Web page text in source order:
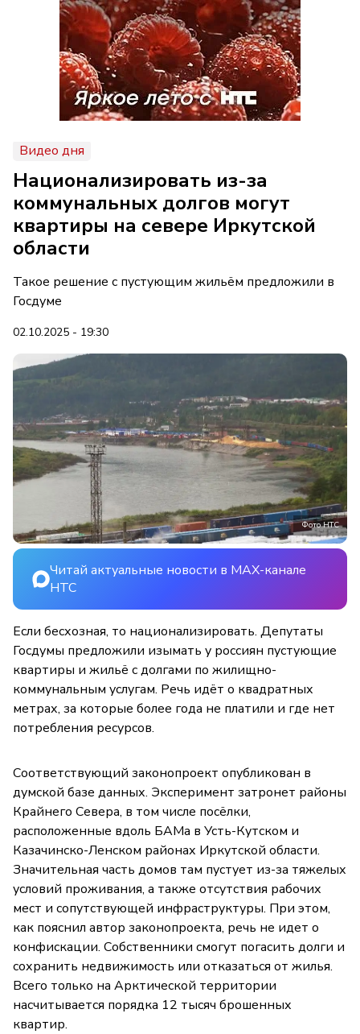
Видео дня
Национализировать из-за
коммунальных долгов могут
квартиры на севере Иркутской
области
Такое решение с пустующим жильём предложили в
Госдуме
02.10.2025 - 19:30
Фото НТС
Читай актуальные новости в MAX-канале
НТС
Если бесхозная, то национализировать. Депутаты
Госдумы предложили изымать у россиян пустующие
квартиры и жильё с долгами по жилищно-
коммунальным услугам. Речь идёт о квадратных
метрах, за которые более года не платили и где нет
потребления ресурсов.
Соответствующий законопроект опубликован в
думской базе данных. Эксперимент затронет районы
Крайнего Севера, в том числе посёлки,
расположенные вдоль БАМа в Усть-Кутском и
Казачинско-Ленском районах Иркутской области.
Значительная часть домов там пустует из-за тяжелых
условий проживания, а также отсутствия рабочих
мест и сопутствующей инфраструктуры. При этом,
как пояснил автор законопроекта, речь не идет о
конфискации. Собственники смогут погасить долги и
сохранить недвижимость или отказаться от жилья.
Всего только на Арктической территории
насчитывается порядка 12 тысяч брошенных
квартир.